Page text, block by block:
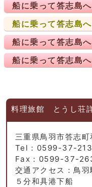
船に乗って答志島
船に乗って答志島
船に乗って答志島
船に乗って答志島
料理旅館 とうし荘
三重県鳥羽市答志
Tel：0599-37-
Fax：0599-37-
交通アクセス：鳥
５分和具港下船